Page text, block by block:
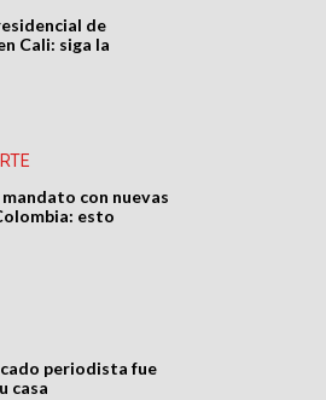
de
Cali: siga la
con nuevas
esto
periodista fue
casa